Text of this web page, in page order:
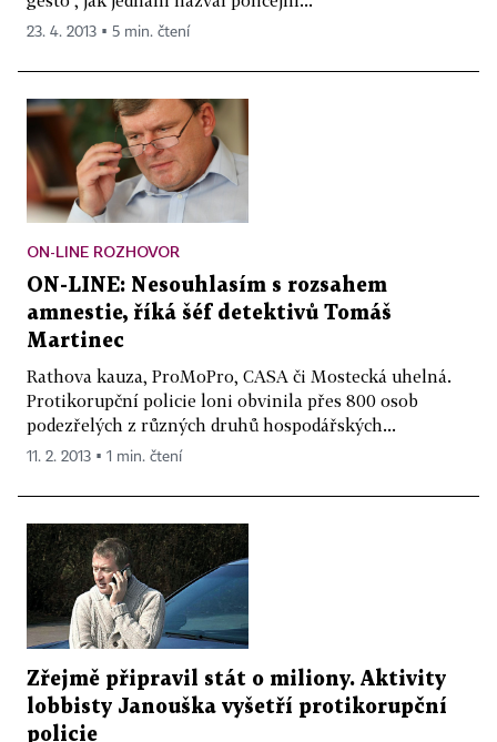
23. 4. 2013 ▪ 5 min. čtení
ON-LINE ROZHOVOR
ON-LINE: Nesouhlasím s rozsahem
amnestie, říká šéf detektivů Tomáš
Martinec
Rathova kauza, ProMoPro, CASA či Mostecká uhelná.
Protikorupční policie loni obvinila přes 800 osob
podezřelých z různých druhů hospodářských...
11. 2. 2013 ▪ 1 min. čtení
Zřejmě připravil stát o miliony. Aktivity
lobbisty Janouška vyšetří protikorupční
policie